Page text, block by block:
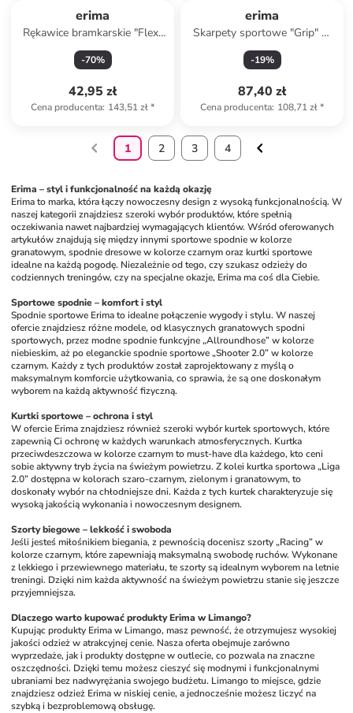
erima
Rękawice bramkarskie "Flex-
Ray" w kolorze szaro-
niebieskim
-70%
42,95 zł
Cena producenta: 143,51 zł*
erima
Skarpety sportowe "Grip" w
kolorze czarnym
-19%
87,40 zł
Cena producenta: 108,71 zł*
1 2 3 4
Erima – styl i funkcjonalność na każdą okazję
Erima to marka, która łączy nowoczesny design z wysoką funkcjonalnością. W
naszej kategorii znajdziesz szeroki wybór produktów, które spełnią
oczekiwania nawet najbardziej wymagających klientów. Wśród oferowanych
artykułów znajdują się między innymi sportowe spodnie w kolorze
granatowym, spodnie dresowe w kolorze czarnym oraz kurtki sportowe
idealne na każdą pogodę. Niezależnie od tego, czy szukasz odzieży do
codziennych treningów, czy na specjalne okazje, Erima ma coś dla Ciebie.
Sportowe spodnie – komfort i styl
Spodnie sportowe Erima to idealne połączenie wygody i stylu. W naszej
ofercie znajdziesz różne modele, od klasycznych granatowych spodni
sportowych, przez modne spodnie funkcyjne „Allroundhose” w kolorze
niebieskim, aż po eleganckie spodnie sportowe „Shooter 2.0” w kolorze
czarnym. Każdy z tych produktów został zaprojektowany z myślą o
maksymalnym komforcie użytkowania, co sprawia, że są one doskonałym
wyborem na każdą aktywność fizyczną.
Kurtki sportowe – ochrona i styl
W ofercie Erima znajdziesz również szeroki wybór kurtek sportowych, które
zapewnią Ci ochronę w każdych warunkach atmosferycznych. Kurtka
przeciwdeszczowa w kolorze czarnym to must-have dla każdego, kto ceni
sobie aktywny tryb życia na świeżym powietrzu. Z kolei kurtka sportowa „Liga
2.0” dostępna w kolorach szaro-czarnym, zielonym i granatowym, to
doskonały wybór na chłodniejsze dni. Każda z tych kurtek charakteryzuje się
wysoką jakością wykonania i nowoczesnym designem.
Szorty biegowe – lekkość i swoboda
Jeśli jesteś miłośnikiem biegania, z pewnością docenisz szorty „Racing” w
kolorze czarnym, które zapewniają maksymalną swobodę ruchów. Wykonane
z lekkiego i przewiewnego materiału, te szorty są idealnym wyborem na letnie
treningi. Dzięki nim każda aktywność na świeżym powietrzu stanie się jeszcze
przyjemniejsza.
Dlaczego warto kupować produkty Erima w Limango?
Kupując produkty Erima w Limango, masz pewność, że otrzymujesz wysokiej
jakości odzież w atrakcyjnej cenie. Nasza oferta obejmuje zarówno
wyprzedaże, jak i produkty dostępne w outlecie, co pozwala na znaczne
oszczędności. Dzięki temu możesz cieszyć się modnymi i funkcjonalnymi
ubraniami bez nadwyrężania swojego budżetu. Limango to miejsce, gdzie
znajdziesz odzież Erima w niskiej cenie, a jednocześnie możesz liczyć na
szybką i bezproblemową obsługę.